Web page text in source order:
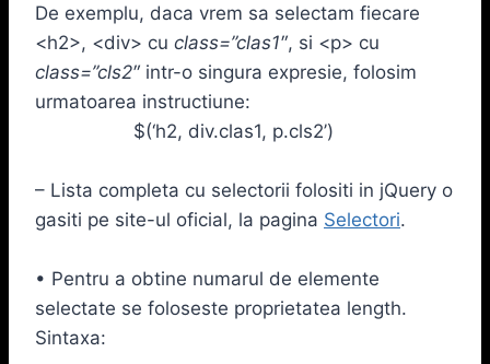
De exemplu, daca vrem sa selectam fiecare
<h2>, <div> cu class=”clas1″, si <p> cu
class=”cls2″ intr-o singura expresie, folosim
urmatoarea instructiune:
$(‘h2, div.clas1, p.cls2’)
– Lista completa cu selectorii folositi in jQuery o
gasiti pe site-ul oficial, la pagina Selectori.
• Pentru a obtine numarul de elemente
selectate se foloseste proprietatea length.
Sintaxa: